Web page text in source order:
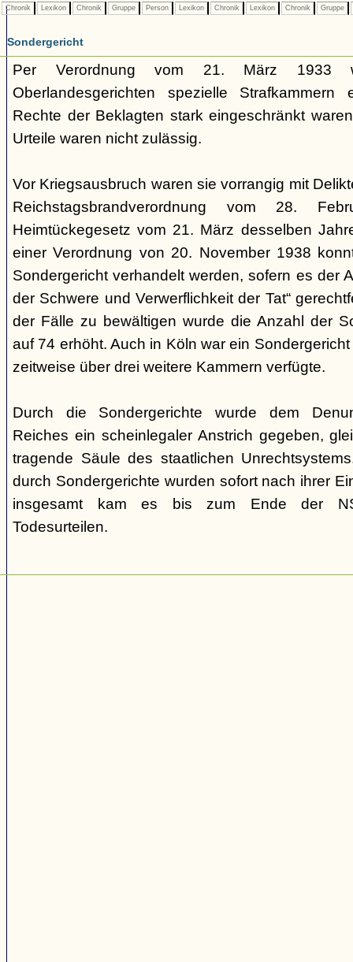
Chronik Lexikon Chronik Gruppe Person Lexikon Chronik Lexikon Chronik Gruppe
Sondergericht
Per Verordnung vom 21. März 1933
Oberlandesgerichten spezielle
Rechte der Beklagten stark eingeschränkt
Urteile waren nicht zulässig.
Vor Kriegsausbruch waren sie vorrangig mit
Reichstagsbrandverordnung vom 28.
Heimtückegesetz vom 21. März desselben
einer Verordnung von 20. November 1938
Sondergericht verhandelt werden, sofern es der
der Schwere und Verwerflichkeit der Tat“
der Fälle zu bewältigen wurde die Anzahl der
auf 74 erhöht. Auch in Köln war ein
zeitweise über drei weitere Kammern verfügte.
Durch die Sondergerichte wurde dem
Reiches ein scheinlegaler Anstrich gegeben,
tragende Säule des staatlichen
durch Sondergerichte wurden sofort nach ihrer
insgesamt kam es bis zum Ende der
Todesurteilen.